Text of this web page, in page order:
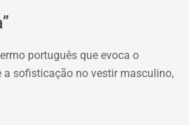
português que evoca o
a sofisticação no vestir masculino,